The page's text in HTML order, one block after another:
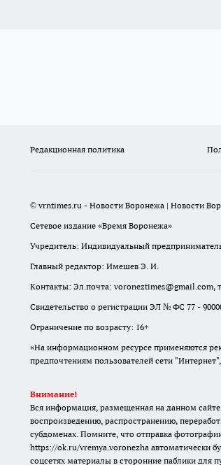
Редакционная политика
© vrntimes.ru - Новости Воронежа | Новости
Сетевое издание «Время Воронежа»
Учредитель: Индивидуальный
Главный редактор: Имешев Э. И.
Контакты: Эл.почта: voroneztimes@gmail.com,
Свидетельство о регистрации ЭЛ № ФС 77 -
Ограничение по возрасту: 16+
«На информационном ресурсе применяются
предпочтениям пользователей сети
Внимание!
Вся информация, размещенная на данном
воспроизведению, распространению,
субдоменах. Помните, что отправка
https://ok.ru/vremya.voronezha автоматически
соцсетях материалы в сторонние паблики для